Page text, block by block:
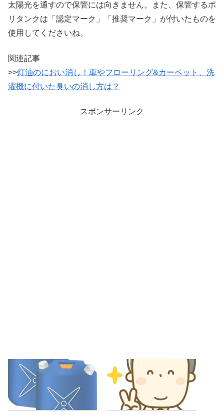
太陽光を通すので保管には向きません。また、保管するポ
リタンクは「認定マーク」「推奨マーク」が付いたものを
使用してくださいね。
関連記事
>>灯油のにおい消し！車やフローリング&カーペット、洗
濯機に付いた臭いの消し方は？
スポンサーリンク